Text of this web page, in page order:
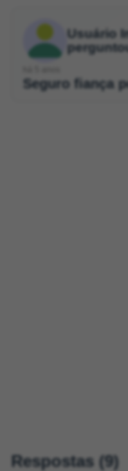
Usuário
Seguro fiança
Respostas (9)